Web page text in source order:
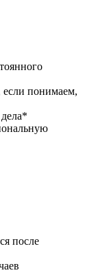
если понимаем,
после